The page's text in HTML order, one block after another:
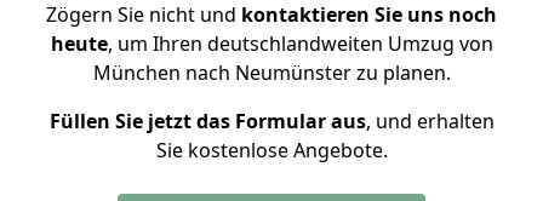
Zögern Sie nicht und kontaktieren Sie uns noch
heute, um Ihren deutschlandweiten Umzug von
München nach Neumünster zu planen.
Füllen Sie jetzt das Formular aus, und erhalten
Sie kostenlose Angebote.